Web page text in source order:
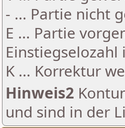
- ... Partie nicht
E ... Partie
K ... Korrektur
Hinweis2
und sind in der